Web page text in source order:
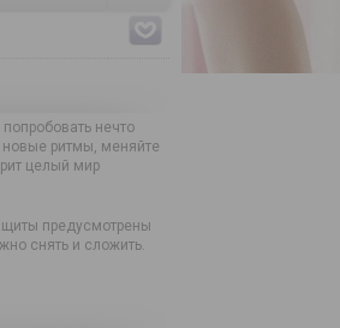
нечто
новые ритмы, меняйте
целый мир
предусмотрены
снять и сложить.